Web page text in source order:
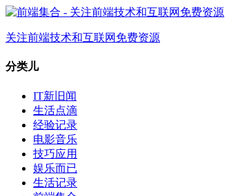
关注前端技术和互联网免费资源
分类儿
IT新旧闻
生活点滴
经验记录
电影音乐
技巧应用
娱乐而已
生活记录